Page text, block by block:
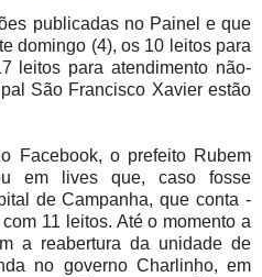
publicadas no Painel e que
domingo (4), os 10 leitos para
leitos para atendimento não-
São Francisco Xavier estão
Facebook, o prefeito Rubem
em lives que, caso fosse
de Campanha, que conta -
11 leitos. Até o momento a
a reabertura da unidade de
no governo Charlinho, em